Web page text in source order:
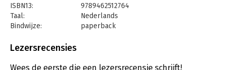
(Grensoverschrijdend milieurecht) en hij is het in de decennia
die daarop volgden gebleven. De interactie tussen nationaal,
internationaal, Europees, milieu- en bestuursrecht is het
algemeen staats- en bestuursrechtelijke onderwerpen als
overheidsaansprakelijkheid. Daarnaast staat het thema centraal
ISBN13:
9789462512764
Taal:
Nederlands
Bindwijze:
paperback
Uitgever:
Verschijningsdatum:
5-10-2021
Lezersrecensies
Wees de eerste die een lezersrecensie schrijft!